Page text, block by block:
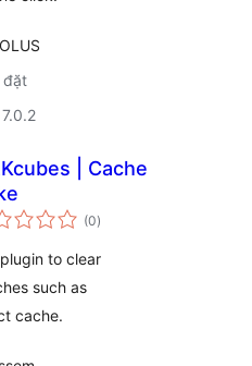
đặt
| Cache
(0tổng
đánh
)
to clear
such as
cache.